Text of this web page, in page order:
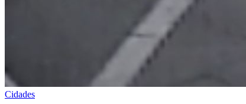
Cidades